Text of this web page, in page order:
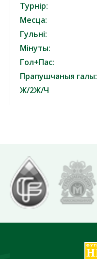
Турнір:
Месца:
Гульні:
Мінуты:
Гол+Пас:
Прапушчаныя галы:
Ж/2Ж/Ч